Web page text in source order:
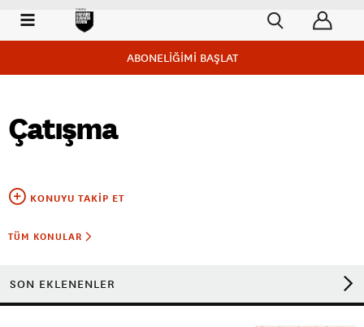
ABONELİĞİMİ BAŞLAT
Çatışma
KONUYU TAKIP ET
TÜM KONULAR
SON EKLENENLER